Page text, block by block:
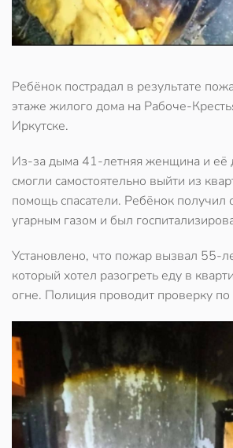
Ребёнок пострадал в результате
этаже жилого дома на Рабоче-
Иркутске.
Из-за дыма 41-летняя женщина и её
смогли самостоятельно выйти из
помощь спасатели. Ребёнок получил
угарным газом и был
Установлено, что пожар вызвал 55-
который хотел разогреть еду в
огне. Полиция проводит проверку